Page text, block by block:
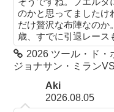
のかと思ってましたけ
だけ贅沢な布陣なのか
歳、すでに引退レース
2026 ツール・ド
ジョナサン・ミラン
Aki
2026.08.05